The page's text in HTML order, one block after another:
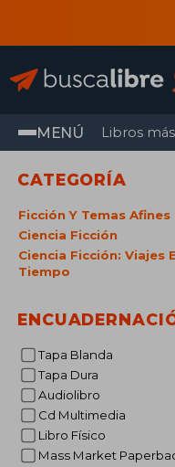
MENÚ Libros
CATEGORÍA
Ficción Y Temas Afines
Ciencia Ficción
Ciencia Ficción: Viajes
Tiempo
Tapa Blanda
Tapa Dura
Audiolibro
Cd Multimedia
Libro Físico
Mass Market